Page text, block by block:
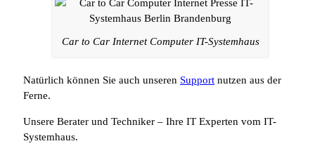
Car to Car Internet Computer IT-Systemhaus
Natürlich können Sie auch unseren Support nutzen aus der
Ferne.
Unsere Berater und Techniker – Ihre IT Experten vom IT-
Systemhaus.